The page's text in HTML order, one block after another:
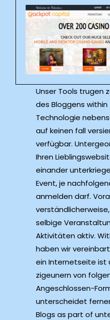
Unser Tools trugen
des Bloggens
Technologie
auf keinen fall
verfügbar.
Ihren
einander
Event, je
anmelden darf.
selbige
Aktivitäten aktiv.
haben wir
ein Internetseite ist
zigeunern von
Angeschlossen-
unterscheidet
Blogs as part of